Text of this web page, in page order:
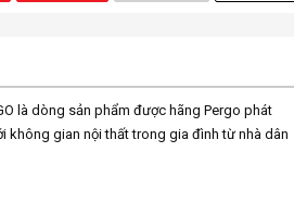
là dòng sản phẩm được hãng Pergo phát
không gian nội thất trong gia đình từ nhà dân